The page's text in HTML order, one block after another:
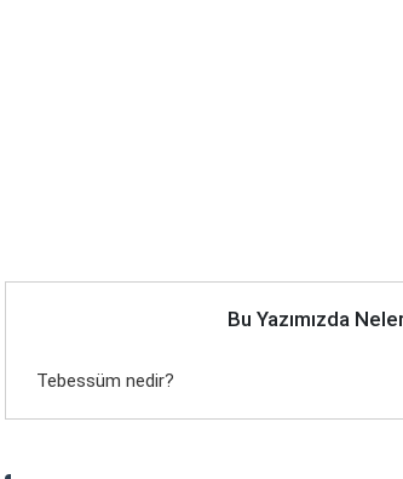
Bu Yazımızda
Tebessüm nedir?